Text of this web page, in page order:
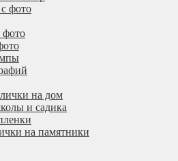
фото
фото
на дом
и садика
на памятники